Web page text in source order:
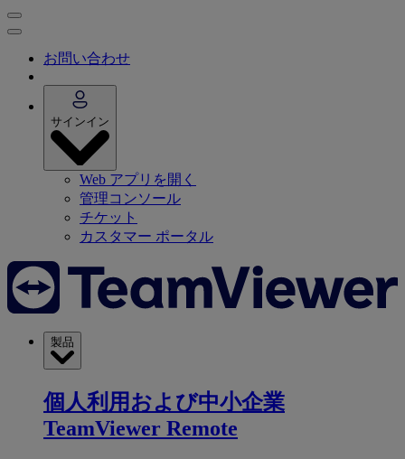
お問い合わせ
サインイン
Web アプリを開く
管理コンソール
チケット
カスタマー ポータル
製品
個人利用および中小企業
TeamViewer Remote